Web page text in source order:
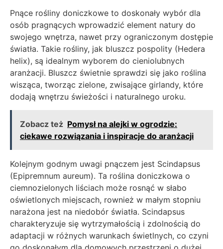
Pnące rośliny doniczkowe to doskonały wybór dla
osób pragnących wprowadzić element natury do
swojego wnętrza, nawet przy ograniczonym dostępie
światła. Takie rośliny, jak bluszcz pospolity (Hedera
helix), są idealnym wyborem do cieniolubnych
aranżacji. Bluszcz świetnie sprawdzi się jako roślina
wisząca, tworząc zielone, zwisające girlandy, które
dodają wnętrzu świeżości i naturalnego uroku.
Zobacz też Pomysł na alejki w ogrodzie:
ciekawe rozwiązania i inspiracje do aranżacji
Kolejnym godnym uwagi pnączem jest Scindapsus
(Epipremnum aureum). Ta roślina doniczkowa o
ciemnozielonych liściach może rosnąć w słabo
oświetlonych miejscach, rownież w małym stopniu
narażona jest na niedobór światła. Scindapsus
charakteryzuje się wytrzymałością i zdolnością do
adaptacji w różnych warunkach świetlnych, co czyni